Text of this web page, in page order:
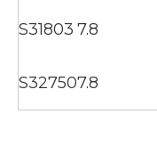
S31803 7.8
S327507.8